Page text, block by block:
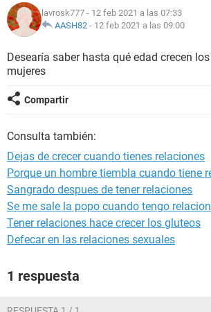
NUTRICIÓN
SEXUALIDAD
lavrosk777 - 12 feb 2021 a las 07:33
AASH82 - 12 feb 2021 a las 09:00
Desearía saber hasta qué edad crecen
mujeres
Compartir
Consulta también:
Dejas de crecer cuando tienes relaciones
Porque un hombre tiembla cuando tiene
Sangrado despues de tener relaciones
Se me sale la popo cuando tengo
Tener relaciones hace crecer los gluteos
Defecar en las relaciones sexuales
1 respuesta